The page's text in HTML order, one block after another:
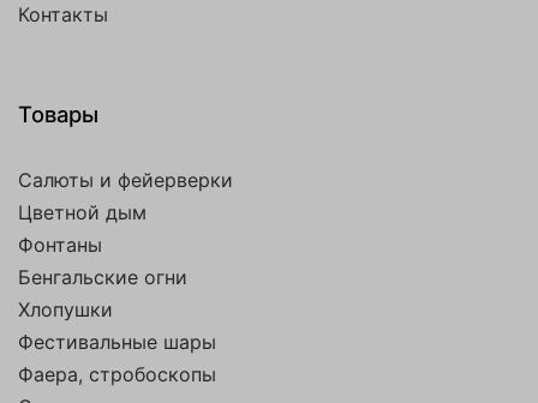
Контакты
Товары
Салюты и фейерверки
Цветной дым
Фонтаны
Бенгальские огни
Хлопушки
Фестивальные шары
Фаера, стробоскопы